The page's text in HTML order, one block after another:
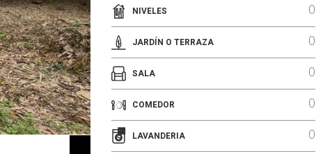
NIVELES 0
JARDÍN O TERRAZA 0
SALA 0
COMEDOR 0
LAVANDERIA 0